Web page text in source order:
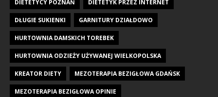
DIETETYCY POZNAŃ DIETETYK PRZEZ INTERNET
DŁUGIE SUKIENKI GARNITURY DZIAŁDOWO
HURTOWNIA DAMSKICH TOREBEK
HURTOWNIA ODZIEŻY UŻYWANEJ WIELKOPOLSKA
KREATOR DIETY MEZOTERAPIA BEZIGŁOWA GDAŃSK
MEZOTERAPIA BEZIGŁOWA OPINIE